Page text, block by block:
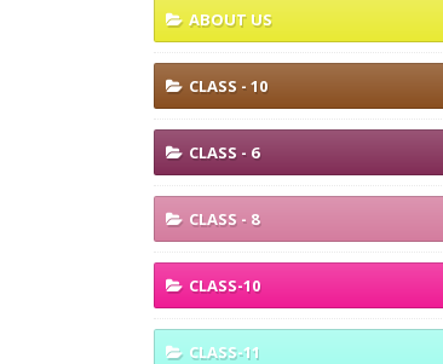
ABOUT US
CLASS - 10
CLASS - 6
CLASS - 8
CLASS-10
CLASS-11